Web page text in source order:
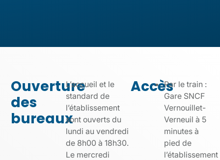
Ouverture
des
bureaux
L’accueil et le
standard de
l’établissement
sont ouverts du
lundi au vendredi
de 8h00 à 18h30.
Le mercredi
AccèsPar le train :
Gare SNCF
Vernouillet-
Verneuil à 5
minutes à
pied de
l’établissement